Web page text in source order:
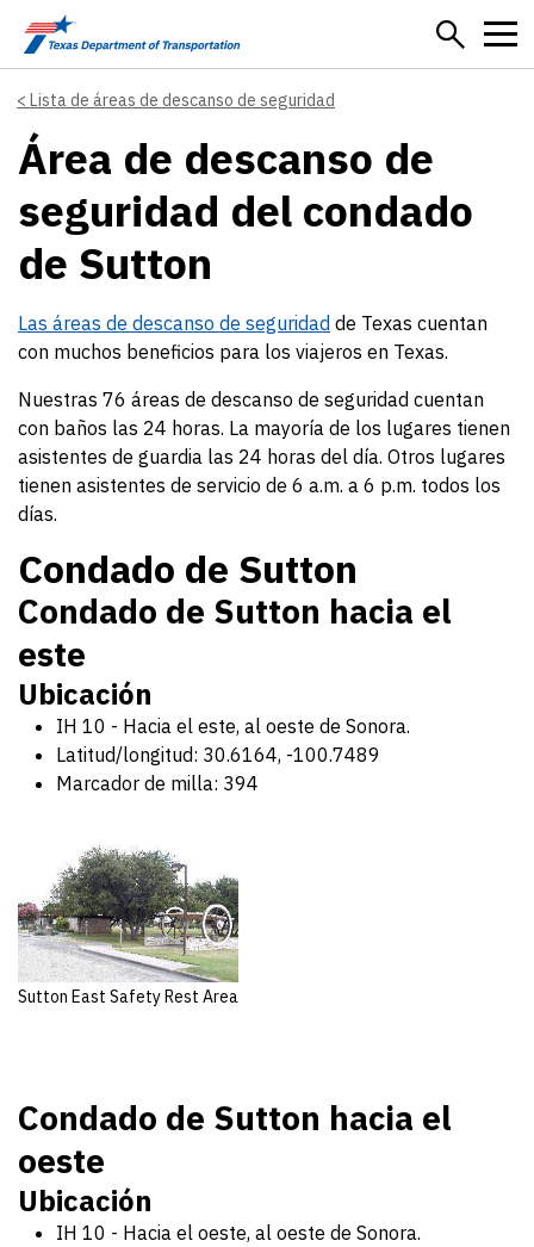
Skip to main content
Lista de áreas de descanso de seguridad
Área de descanso de
seguridad del condado
de Sutton
Las áreas de descanso de seguridad de Texas cuentan
con muchos beneficios para los viajeros en Texas.
Nuestras 76 áreas de descanso de seguridad cuentan
con baños las 24 horas. La mayoría de los lugares tienen
asistentes de guardia las 24 horas del día. Otros lugares
tienen asistentes de servicio de 6 a.m. a 6 p.m. todos los
días.
Condado de Sutton
Condado de Sutton hacia el
este
Ubicación
IH 10 - Hacia el este, al oeste de Sonora.
Latitud/longitud: 30.6164, -100.7489
Marcador de milla: 394
Sutton East Safety Rest Area
Condado de Sutton hacia el
oeste
Ubicación
IH 10 - Hacia el oeste, al oeste de Sonora.